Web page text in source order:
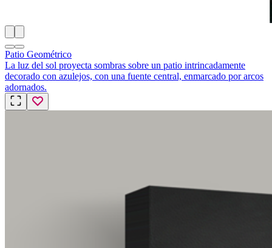
Patio Geométrico
La luz del sol proyecta sombras sobre un patio intrincadamente
decorado con azulejos, con una fuente central, enmarcado por arcos
adornados.